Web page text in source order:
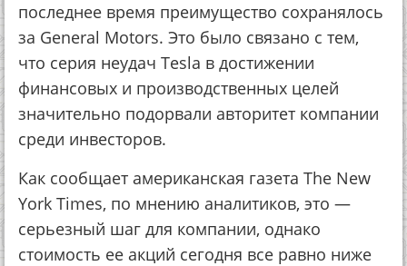
последнее время преимущество сохранялось
за General Motors. Это было связано с тем,
что серия неудач Tesla в достижении
финансовых и производственных целей
значительно подорвали авторитет компании
среди инвесторов.
Как сообщает американская газета The New
York Times, по мнению аналитиков, это —
серьезный шаг для компании, однако
стоимость ее акций сегодня все равно ниже